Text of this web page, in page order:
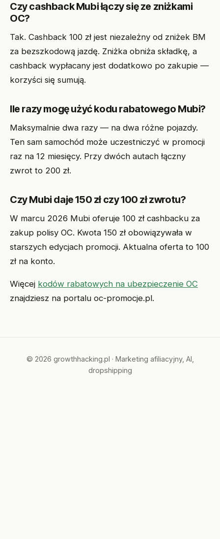
Czy cashback Mubi łączy się ze zniżkami
OC?
Tak. Cashback 100 zł jest niezależny od zniżek BM
za bezszkodową jazdę. Zniżka obniża składkę, a
cashback wypłacany jest dodatkowo po zakupie —
korzyści się sumują.
Ile razy mogę użyć kodu rabatowego Mubi?
Maksymalnie dwa razy — na dwa różne pojazdy.
Ten sam samochód może uczestniczyć w promocji
raz na 12 miesięcy. Przy dwóch autach łączny
zwrot to 200 zł.
Czy Mubi daje 150 zł czy 100 zł zwrotu?
W marcu 2026 Mubi oferuje 100 zł cashbacku za
zakup polisy OC. Kwota 150 zł obowiązywała w
starszych edycjach promocji. Aktualna oferta to 100
zł na konto.
Więcej kodów rabatowych na ubezpieczenie OC
znajdziesz na portalu oc-promocje.pl.
© 2026 growthhacking.pl · Marketing afiliacyjny, AI,
dropshipping